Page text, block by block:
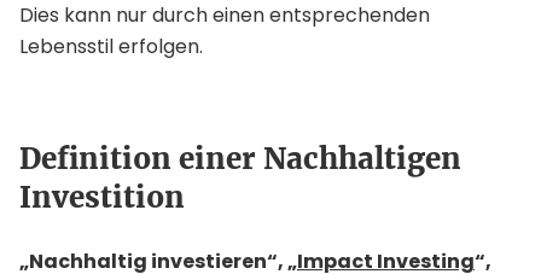
Dies kann nur durch einen entsprechenden
Lebensstil erfolgen.
Definition einer Nachhaltigen
Investition
„Nachhaltig investieren“, „Impact Investing“,